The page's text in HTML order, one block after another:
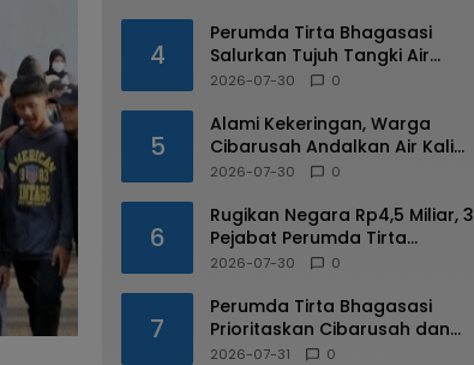
4
Perumda Tirta Bhagasasi
Salurkan Tujuh Tangki Air
Untuk Desa Yang Alami
2026-07-30 0
5
Alami Kekeringan, Warga
Cibarusah Andalkan Air Kali
dan Bantuan Tangki
2026-07-30 0
6
Rugikan Negara Rp4,5 Miliar, 3
Pejabat Perumda Tirta
Bhagasasi Ditahan Kejari
2026-07-30 0
7
Perumda Tirta Bhagasasi
Prioritaskan Cibarusah dan
Bojongmangu dalam
2026-07-31 0